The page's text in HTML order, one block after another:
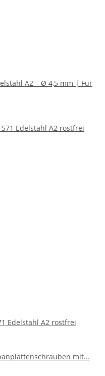
A2 – Ø 4,5 mm | Für
Edelstahl A2 rostfrei